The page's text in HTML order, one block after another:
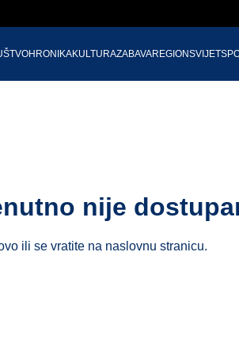
HRONIKAKULTURAZABAVAREGIONSVIJET
nije
ili se vratite na naslovnu stranicu.